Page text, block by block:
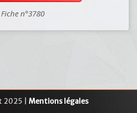
Fiche n°3780
2025 | Mentions légales